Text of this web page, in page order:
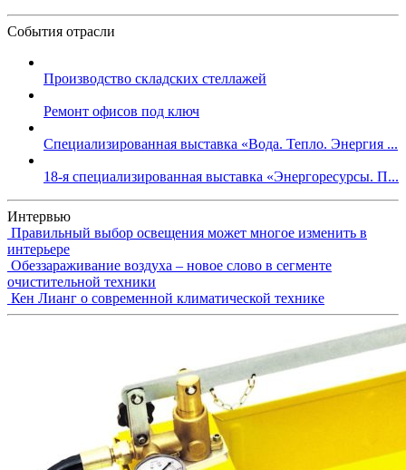
События отрасли
Производство складских стеллажей
Ремонт офисов под ключ
Специализированная выставка «Вода. Тепло. Энергия ...
18-я специализированная выставка «Энергоресурсы. П...
Интервью
Правильный выбор освещения может многое изменить в
интерьере
Обеззараживание воздуха – новое слово в сегменте
очистительной техники
Кен Лианг о современной климатической технике